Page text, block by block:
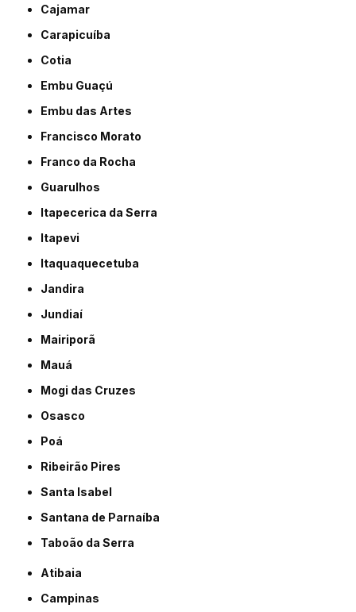
Cajamar
Carapicuíba
Cotia
Embu Guaçú
Embu das Artes
Francisco Morato
Franco da Rocha
Guarulhos
Itapecerica da Serra
Itapevi
Itaquaquecetuba
Jandira
Jundiaí
Mairiporã
Mauá
Mogi das Cruzes
Osasco
Poá
Ribeirão Pires
Santa Isabel
Santana de Parnaíba
Taboão da Serra
Atibaia
Campinas